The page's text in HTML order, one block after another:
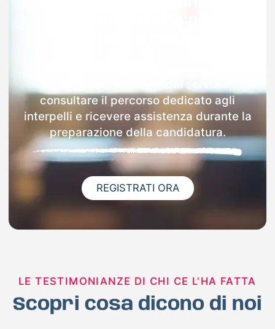
consultare il percorso dedicato agli
interpelli e ricevere assistenza durante la
preparazione della candidatura.
REGISTRATI ORA
LE TESTIMONIANZE DI CHI CE L'HA FATTA
Scopri cosa dicono di noi